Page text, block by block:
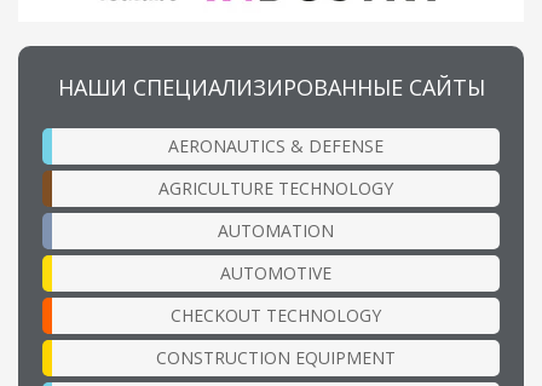
НАШИ СПЕЦИАЛИЗИРОВАННЫЕ САЙТЫ
AERONAUTICS & DEFENSE
AGRICULTURE TECHNOLOGY
AUTOMATION
AUTOMOTIVE
CHECKOUT TECHNOLOGY
CONSTRUCTION EQUIPMENT